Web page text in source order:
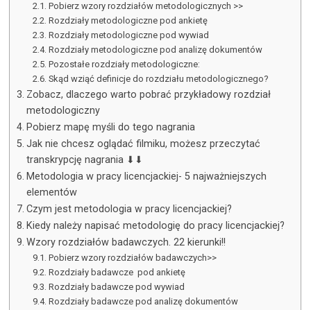
Pobierz wzory rozdziałów metodologicznych >>
Rozdziały metodologiczne pod ankietę
Rozdziały metodologiczne pod wywiad
Rozdziały metodologiczne pod analizę dokumentów
Pozostałe rozdziały metodologiczne:
Skąd wziąć definicje do rozdziału metodologicznego?
Zobacz, dlaczego warto pobrać przykładowy rozdział
metodologiczny
Pobierz mapę myśli do tego nagrania
Jak nie chcesz oglądać filmiku, możesz przeczytać
transkrypcję nagrania ⬇⬇
Metodologia w pracy licencjackiej- 5 najważniejszych
elementów
Czym jest metodologia w pracy licencjackiej?
Kiedy należy napisać metodologię do pracy licencjackiej?
Wzory rozdziałów badawczych. 22 kierunki!!
Pobierz wzory rozdziałów badawczych>>
Rozdziały badawcze pod ankietę
Rozdziały badawcze pod wywiad
Rozdziały badawcze pod analizę dokumentów